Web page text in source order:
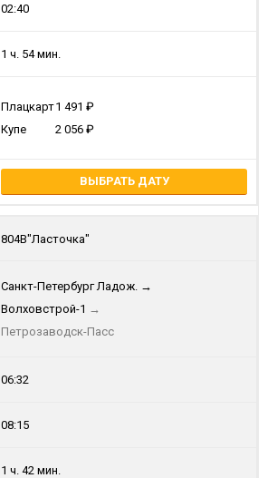
02:40
1 ч. 54 мин.
Плацкарт1 491
Купе
2 056
ВЫБРАТЬ ДАТУ
804В"Ласточка"
Санкт-Петербург Ладож. →
Волховстрой-1 →
Петрозаводск-Пасс
06:32
08:15
1 ч. 42 мин.